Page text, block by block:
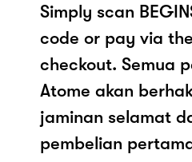
Simply scan
code or pay via
checkout. Semua
Atome akan
jaminan selamat
pembelian